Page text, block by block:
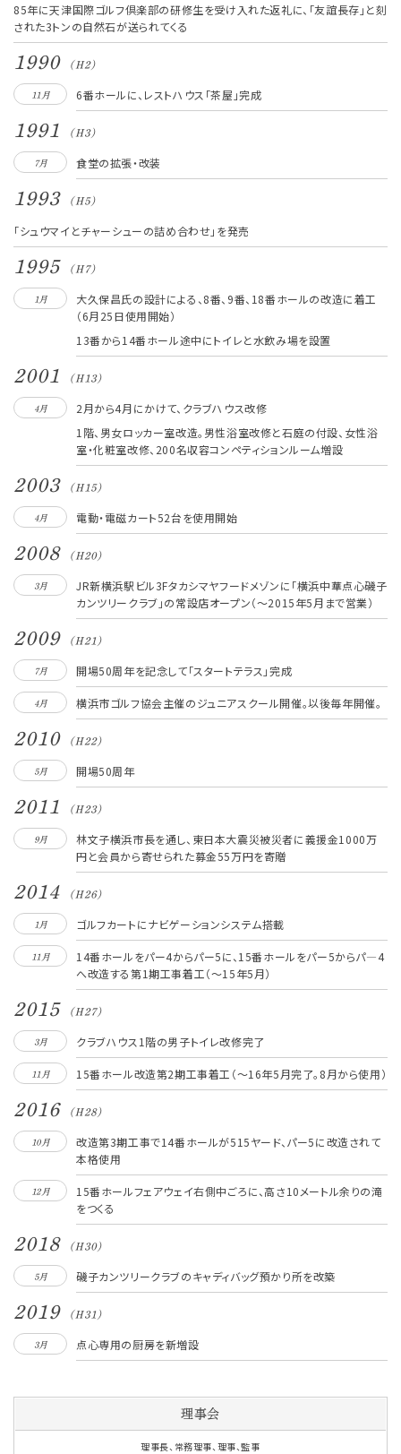
85年に天津国際ゴルフ倶楽部の研修生を受け入れた返礼に、「友誼長存」と刻
された3トンの自然石が送られてくる
1990 (H2)
11月 6番ホールに、レストハウス「茶屋」完成
1991 (H3)
7月 食堂の拡張・改装
1993 (H5)
「シュウマイとチャーシューの詰め合わせ」を発売
1995 (H7)
1月
大久保昌氏の設計による、8番、9番、18番ホールの改造に着工
（6月25日使用開始）
13番から14番ホール途中にトイレと水飲み場を設置
2001 (H13)
4月
2月から4月にかけて、クラブハウス改修
1階、男女ロッカー室改造。男性浴室改修と石庭の付設、女性浴
室・化粧室改修、200名収容コンペティションルーム増設
2003 (H15)
4月 電動・電磁カート52台を使用開始
2008 (H20)
3月
JR新横浜駅ビル3Fタカシマヤフードメゾンに「横浜中華点心磯子
カンツリークラブ」の常設店オープン（～2015年5月まで営業）
2009 (Ｈ21)
7月 開場50周年を記念して「スタートテラス」完成
4月 横浜市ゴルフ協会主催のジュニアスクール開催。以後毎年開催。
2010 (Ｈ22)
5月 開場50周年
2011 (Ｈ23)
9月
林文子横浜市長を通し、東日本大震災被災者に義援金1000万
円と会員から寄せられた募金55万円を寄贈
2014 (Ｈ26)
1月 ゴルフカートにナビゲーションシステム搭載
11月
14番ホールをパー4からパー5に、15番ホールをパー5からパ―4
へ改造する第1期工事着工（～15年5月）
2015 (Ｈ27)
3月 クラブハウス1階の男子トイレ改修完了
11月 15番ホール改造第2期工事着工（～16年5月完了。8月から使用）
2016 (Ｈ28)
10月
改造第3期工事で14番ホールが515ヤード、パー5に改造されて
本格使用
12月
15番ホールフェアウェイ右側中ごろに、高さ10メートル余りの滝
をつくる
2018 (Ｈ30)
5月 磯子カンツリークラブのキャディバッグ預かり所を改築
2019 (Ｈ31)
3月 点心専用の厨房を新増設
理事会
理事長、常務理事、理事、監事